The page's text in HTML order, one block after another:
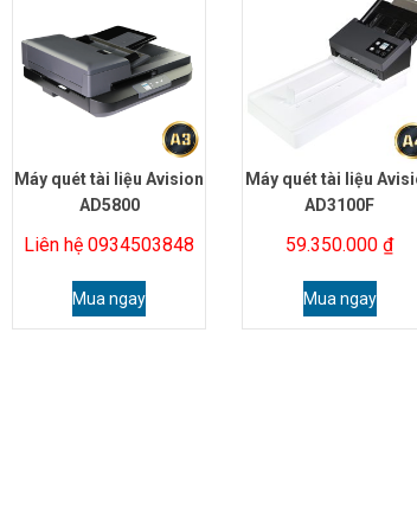
Máy quét tài liệu Avision
AD5800
Liên hệ 0934503848
Mua ngay
Máy quét tài liệu
AD3100F
59.350.000₫
Mua ngay